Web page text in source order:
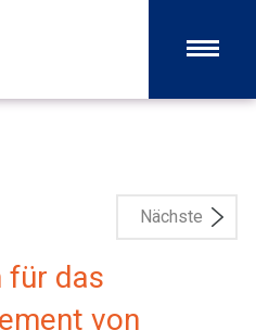
Nächste
für das
von